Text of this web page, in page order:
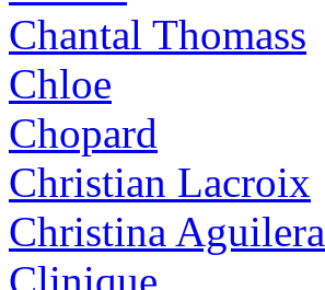
Chantal Thomass
Chloe
Chopard
Christian Lacroix
Christina Aguilera